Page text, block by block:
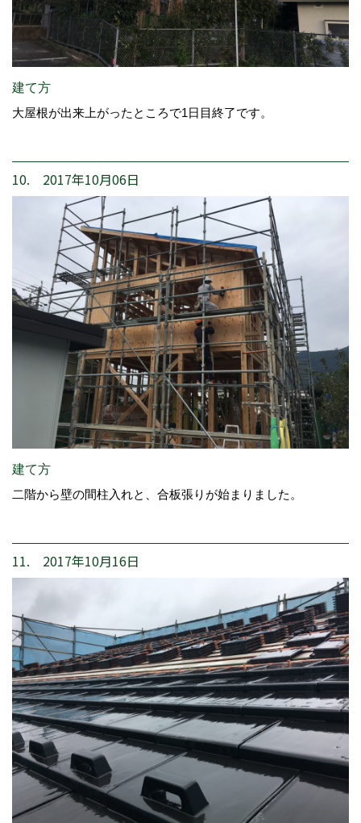
建て方
大屋根が出来上がったところで1日目終了です。
10. 2017年10月06日
建て方
二階から壁の間柱入れと、合板張りが始まりました。
11. 2017年10月16日